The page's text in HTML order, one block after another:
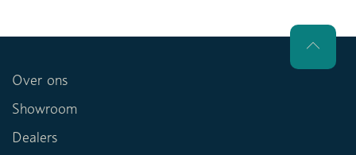
Over ons
Showroom
Dealers